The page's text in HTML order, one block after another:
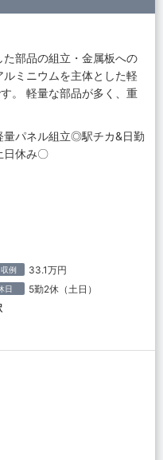
部品の組立・金属板への
ミニウムを主体とした軽
。 軽量な部品が多く、重
量パネル組立◎駅チカ&日勤
日休み〇
収例 33.1万円
日 5勤2休（土日）